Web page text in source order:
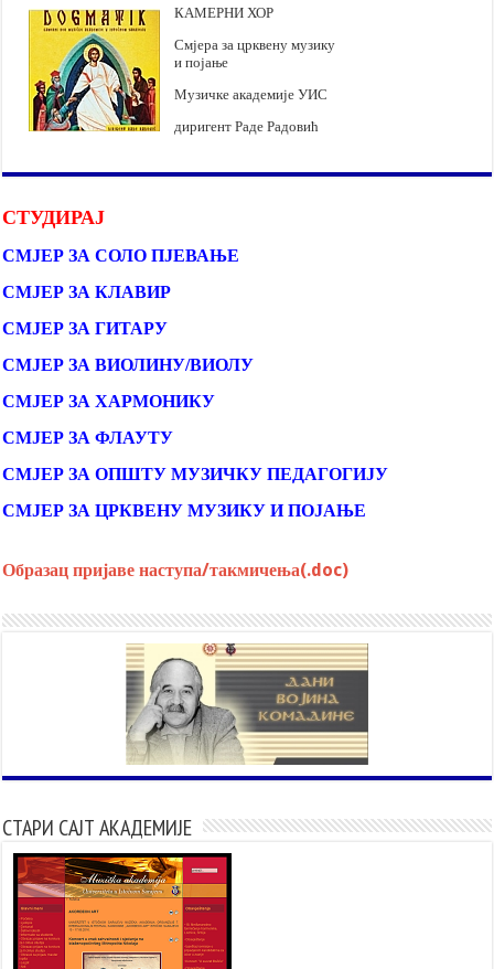
КАМЕРНИ ХОР
Смјера за црквену музику
и појање
Музичке академије УИС
диригент Раде Радовић
СТУДИРАЈ
СМЈЕР ЗА СОЛО ПЈЕВАЊЕ
СМЈЕР ЗА КЛАВИР
СМЈЕР ЗА ГИТАРУ
СМЈЕР ЗА ВИОЛИНУ/ВИОЛУ
СМЈЕР ЗА ХАРМОНИКУ
СМЈЕР ЗА ФЛАУТУ
СМЈЕР ЗА ОПШТУ МУЗИЧКУ ПЕДАГОГИЈУ
СМЈЕР ЗА ЦРКВЕНУ МУЗИКУ И ПОЈАЊЕ
Образац пријаве наступа/такмичења(.doc)
СТАРИ САЈТ АКАДЕМИЈЕ